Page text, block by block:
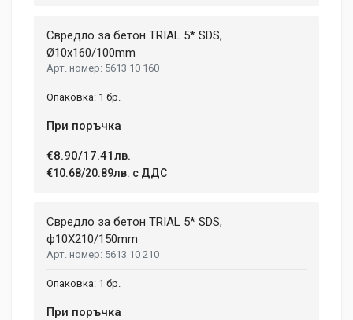
Свредло за бетон TRIAL 5* SDS,
Ø10x160/100mm
5613 10 160
1 бр.
При поръчка
€8.90/17.41лв.
€10.68/20.89лв. с ДДС
Свредло за бетон TRIAL 5* SDS,
ф10X210/150mm
5613 10 210
1 бр.
При поръчка